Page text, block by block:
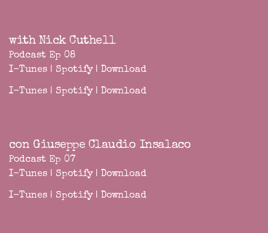
with Nick Cuthell
Podcast Ep 08
I-Tunes | Spotify| Download
I-Tunes | Spotify| Download
con Giuseppe Claudio Insalaco
Podcast Ep 07
I-Tunes | Spotify| Download
I-Tunes | Spotify| Download